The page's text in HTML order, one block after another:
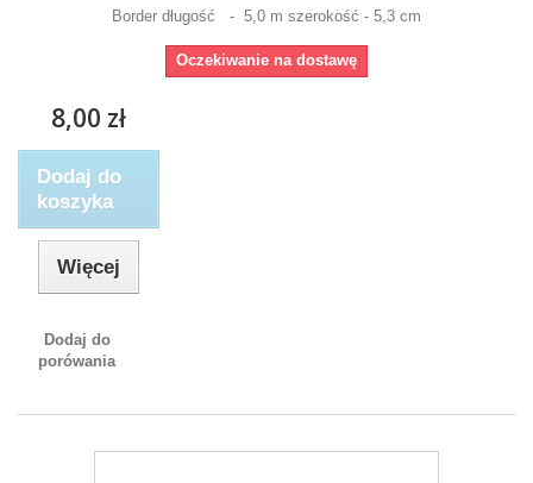
Border długość - 5,0 m szerokość - 5,3 cm
Oczekiwanie na dostawę
8,00 zł
Dodaj do
koszyka
Więcej
Dodaj do
porówania